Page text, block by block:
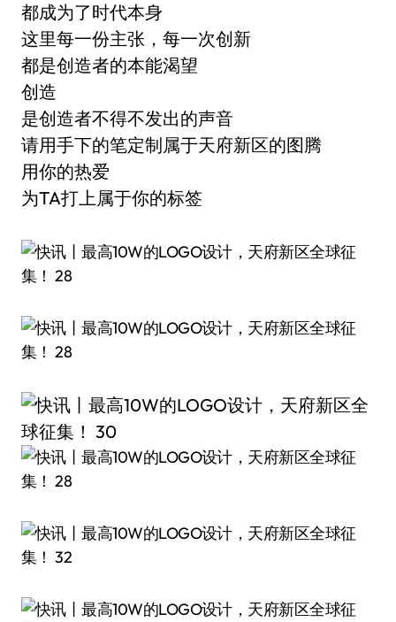
都成为了时代本身
这里每一份主张，每一次创新
都是创造者的本能渴望
创造
是创造者不得不发出的声音
请用手下的笔定制属于天府新区的图腾
用你的热爱
为TA打上属于你的标签